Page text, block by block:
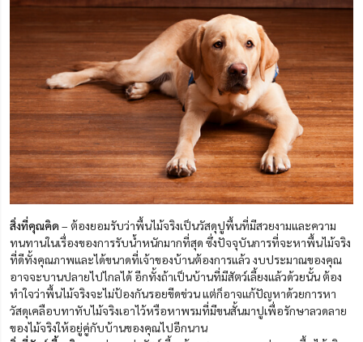
สิ่งที่คุณคิด – ต้องยอมรับว่าพื้นไม้จริงเป็นวัสดุปูพื้นที่มีสวยงามและความ
ทนทานในเรื่องของการรับน้ำหนักมากที่สุด ซึ่งปัจจุบันการที่จะหาพื้นไม้จริง
ที่ดีทั้งคุณภาพและได้ขนาดที่เจ้าของบ้านต้องการแล้ว งบประมาณของคุณ
อาจจะบานปลายไปไกลได้ อีกทั้งถ้าเป็นบ้านที่มีสัตว์เลี้ยงแล้วด้วยนั้น ต้อง
ทำใจว่าพื้นไม้จริงจะไม่ป้องกันรอยขีดข่วน แต่ก็อาจแก้ปัญหาด้วยการหา
วัสดุเคลือบทาทับไม้จริงเอาไว้หรือหาพรมที่มีขนสั้นมาปูเพื่อรักษาลวดลาย
ของไม้จริงให้อยู่คู่กับบ้านของคุณไปอีกนาน